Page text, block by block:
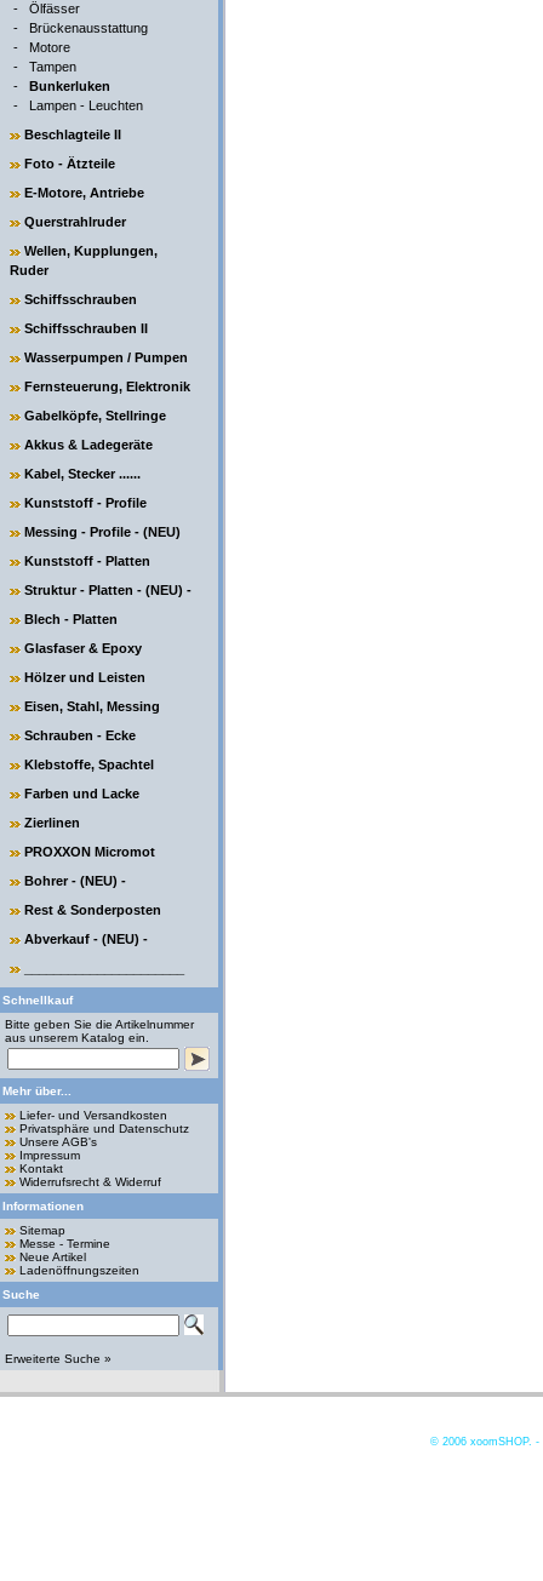
- Ölfässer
- Brückenausstattung
- Motore
- Tampen
- Bunkerluken
- Lampen - Leuchten
Beschlagteile II
Foto - Ätzteile
E-Motore, Antriebe
Querstrahlruder
Wellen, Kupplungen,
Ruder
Schiffsschrauben
Schiffsschrauben II
Wasserpumpen / Pumpen
Fernsteuerung, Elektronik
Gabelköpfe, Stellringe
Akkus & Ladegeräte
Kabel, Stecker ......
Kunststoff - Profile
Messing - Profile - (NEU)
Kunststoff - Platten
Struktur - Platten - (NEU) -
Blech - Platten
Glasfaser & Epoxy
Hölzer und Leisten
Eisen, Stahl, Messing
Schrauben - Ecke
Klebstoffe, Spachtel
Farben und Lacke
Zierlinen
PROXXON Micromot
Bohrer - (NEU) -
Rest & Sonderposten
Abverkauf - (NEU) -
Schnellkauf
Bitte geben Sie die Artikelnummer
aus unserem Katalog ein.
Mehr über...
Liefer- und Versandkosten
Privatsphäre und Datenschutz
Unsere AGB's
Impressum
Kontakt
Widerrufsrecht & Widerruf
Informationen
Sitemap
Messe - Termine
Neue Artikel
Ladenöffnungszeiten
Suche
Erweiterte Suche »
© 2006 xoomSHOP. -